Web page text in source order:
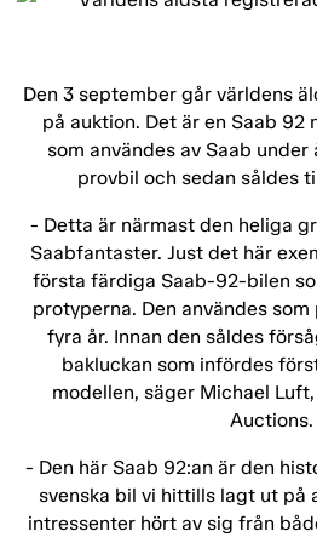
Den 3 september går världens
på auktion. Det är en Saab 92
som användes av Saab under
provbil och sedan såldes
- Detta är närmast den heliga
Saabfantaster. Just det här
första färdiga Saab-92-bilen
protyperna. Den användes
fyra år. Innan den såldes
bakluckan som infördes
modellen, säger Michael
Auctions.
- Den här Saab 92:an är den
svenska bil vi hittills lagt ut på
intressenter hört av sig från